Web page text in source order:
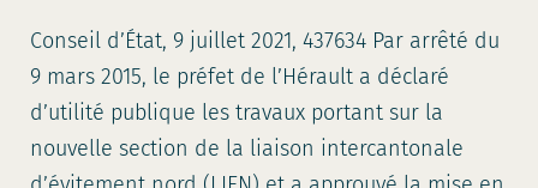
Conseil d’État, 9 juillet 2021, 437634 Par arrêté du
9 mars 2015, le préfet de l’Hérault a déclaré
d’utilité publique les travaux portant sur la
nouvelle section de la liaison intercantonale